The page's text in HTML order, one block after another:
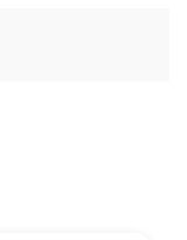
Điều này đồng